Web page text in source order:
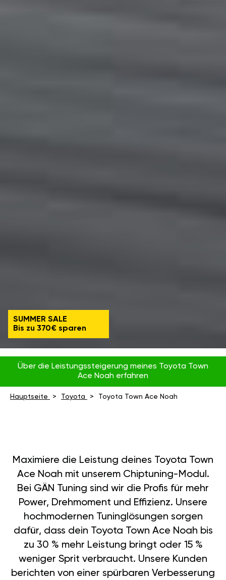
SUMMER SALE
Bis zu 370€ sparen
Über die Leistungssteigerung meines Toyota Town
Ace Noah erfahren
Hauptseite Toyota Toyota Town Ace Noah
Maximiere die Leistung deines Toyota Town
Ace Noah mit unserem Chiptuning-Modul.
Bei GÄN Tuning sind wir die Profis für mehr
Power, Drehmoment und Effizienz. Unsere
hochmodernen Tuninglösungen sorgen
dafür, dass dein Toyota Town Ace Noah bis
zu 30 % mehr Leistung bringt oder 15 %
weniger Sprit verbraucht. Unsere Kunden
berichten von einer spürbaren Verbesserung